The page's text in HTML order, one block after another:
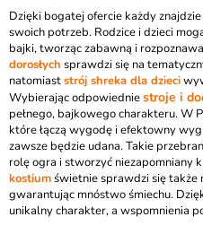
Dzięki bogatej ofercie każdy
swoich potrzeb. Rodzice i dzieci
bajki, tworząc zabawną i
dorosłych sprawdzi się na
natomiaststrój shreka dla dzieci
Wybierając odpowiedniestroje i
pełnego, bajkowego charakteru. W
które łączą wygodę i efektowny
zawsze będzie udana. Takie
rolę ogra i stworzyć niezapomniany
kostiumświetnie sprawdzi się także
gwarantując mnóstwo śmiechu.
unikalny charakter, a wspomnienia